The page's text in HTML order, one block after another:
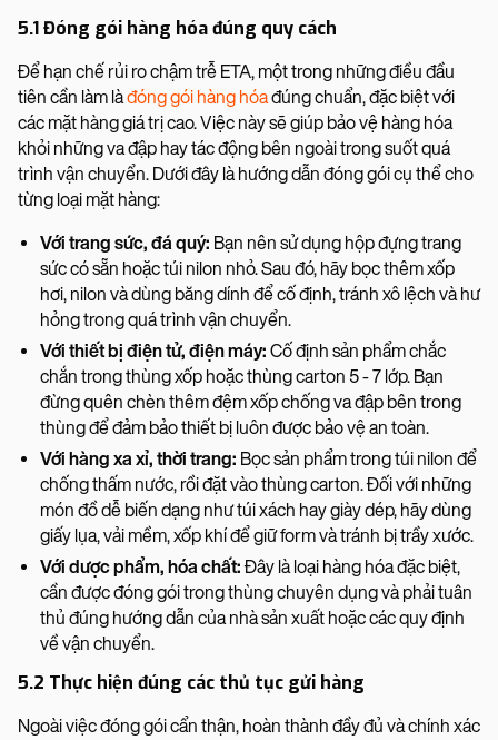
5.1 Đóng gói hàng hóa đúng quy cách
Để hạn chế rủi ro chậm trễ ETA, một trong những điều đầu
tiên cần làm làđóng gói hàng hóađúng chuẩn, đặc biệt với
các mặt hàng giá trị cao. Việc này sẽ giúp bảo vệ hàng hóa
khỏi những va đập hay tác động bên ngoài trong suốt quá
trình vận chuyển. Dưới đây là hướng dẫn đóng gói cụ thể cho
từng loại mặt hàng:
Với trang sức, đá quý: Bạn nên sử dụng hộp đựng trang
sức có sẵn hoặc túi nilon nhỏ. Sau đó, hãy bọc thêm xốp
hơi, nilon và dùng băng dính để cố định, tránh xô lệch và hư
hỏng trong quá trình vận chuyển.
Với thiết bị điện tử, điện máy: Cố định sản phẩm chắc
chắn trong thùng xốp hoặc thùng carton 5 - 7 lớp. Bạn
đừng quên chèn thêm đệm xốp chống va đập bên trong
thùng để đảm bảo thiết bị luôn được bảo vệ an toàn.
Với hàng xa xỉ, thời trang: Bọc sản phẩm trong túi nilon để
chống thấm nước, rồi đặt vào thùng carton. Đối với những
món đồ dễ biến dạng như túi xách hay giày dép, hãy dùng
giấy lụa, vải mềm, xốp khí để giữ form và tránh bị trầy xước.
Với dược phẩm, hóa chất:Đây là loại hàng hóa đặc biệt,
cần được đóng gói trong thùng chuyên dụng và phải tuân
thủ đúng hướng dẫn của nhà sản xuất hoặc các quy định
về vận chuyển.
5.2 Thực hiện đúng các thủ tục gửi hàng
Ngoài việc đóng gói cẩn thận, hoàn thành đầy đủ và chính xác